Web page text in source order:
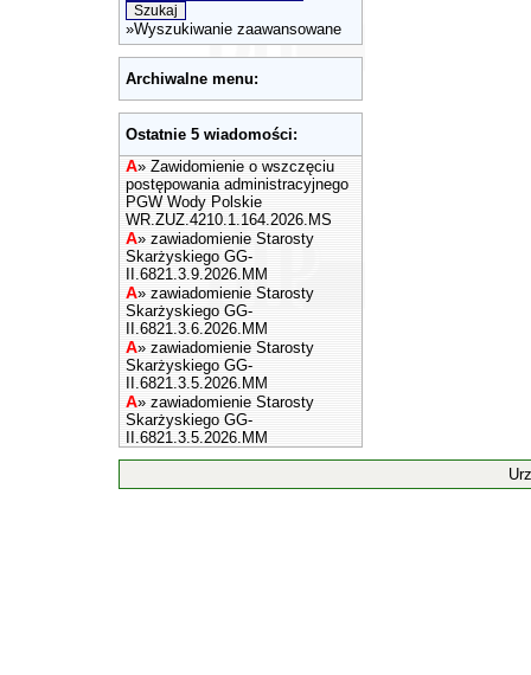
»Wyszukiwanie zaawansowane
Archiwalne menu:
Ostatnie 5 wiadomości:
A» Zawidomienie o wszczęciu
postępowania administracyjnego
PGW Wody Polskie
WR.ZUZ.4210.1.164.2026.MS
A» zawiadomienie Starosty
Skarżyskiego GG-
II.6821.3.9.2026.MM
A» zawiadomienie Starosty
Skarżyskiego GG-
II.6821.3.6.2026.MM
A» zawiadomienie Starosty
Skarżyskiego GG-
II.6821.3.5.2026.MM
A» zawiadomienie Starosty
Skarżyskiego GG-
II.6821.3.5.2026.MM